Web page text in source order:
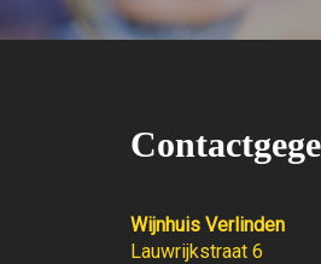
Wijnhuis Verlinden
Lauwrijkstraat 6